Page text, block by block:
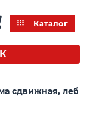
Каталог
сдвижная,